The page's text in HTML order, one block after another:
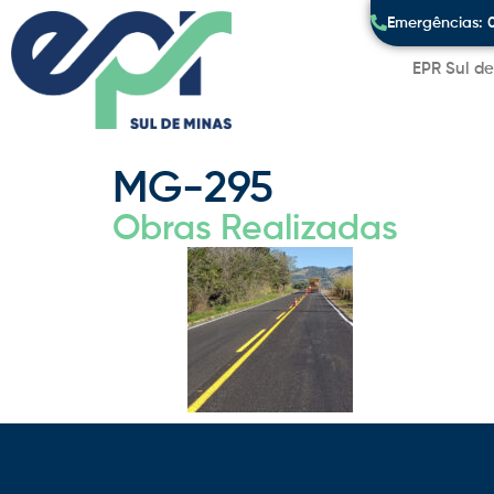
Emergências:
EPR Sul
MG-295
Obras Realizadas